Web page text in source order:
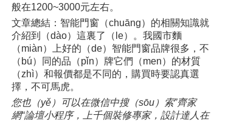
般在1200~3000元左右。
文章總結：智能門窗（chuāng）的相關知識就
介紹到（dào）這裏了（le）。我國市麵
（miàn）上好的（de）智能門窗品牌很多，不
（bú）同的品（pǐn）牌它們（men）的材質
（zhì）和報價都是不同的，購買時要認真選
擇，不可馬虎。
您也（yě）可以在微信中搜（sōu）索”齊家
網“論壇小程序，上千個裝修專家，設計達人在